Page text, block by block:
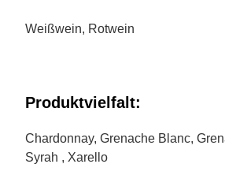
Weißwein, Rotwein
Produktvielfalt:
Chardonnay, Grenache Blanc,
Syrah , Xarello